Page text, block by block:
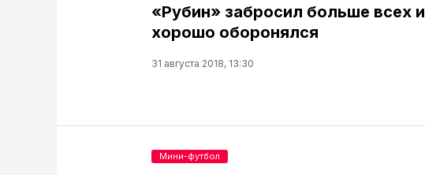
«Рубин» забросил больше всех и
хорошо оборонялся
31 августа 2018, 13:30
Мини-футбол